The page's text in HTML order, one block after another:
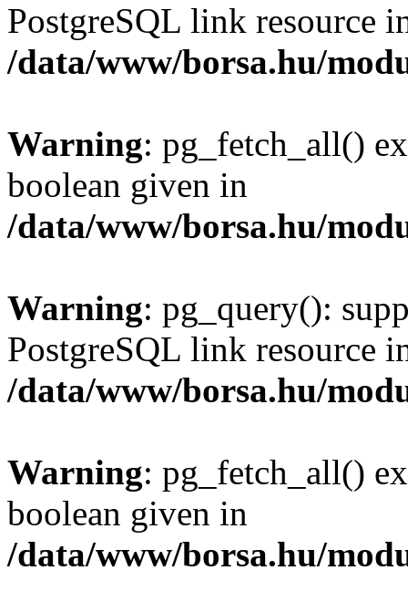
PostgreSQL link resource
/data/www/borsa.hu/
Warning: pg_fetch_all()
boolean given in
/data/www/borsa.hu/
Warning: pg_query():
PostgreSQL link resource
/data/www/borsa.hu/
Warning: pg_fetch_all()
boolean given in
/data/www/borsa.hu/